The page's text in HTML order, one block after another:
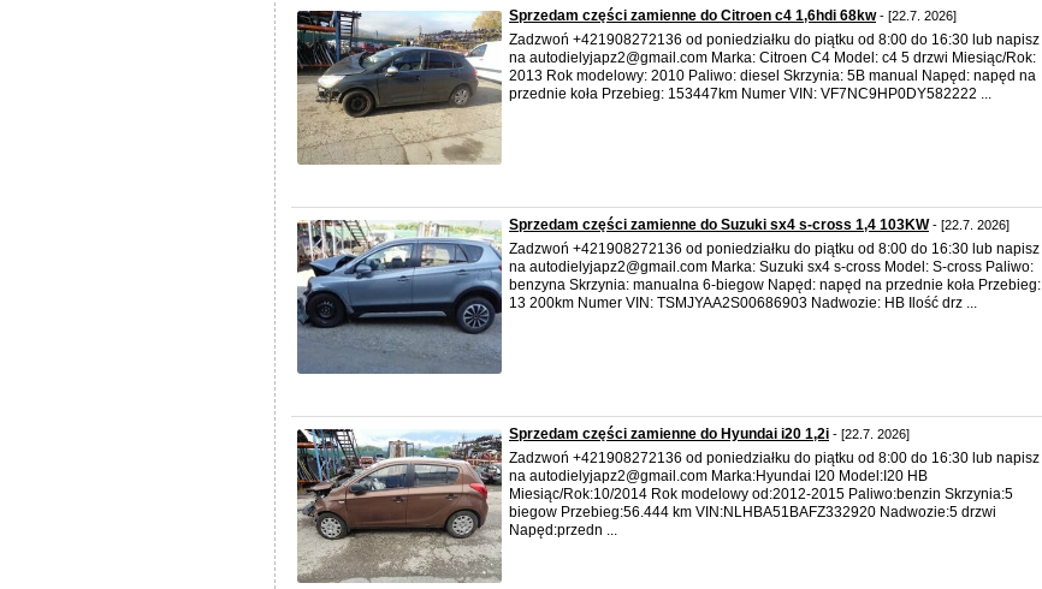
Sprzedam części zamienne do Citroen c4 1,6hdi 68kw- [22.7. 2026]
Zadzwoń +421908272136 od poniedziałku do piątku od 8:00 do 16:30 lub napisz
na autodielyjapz2@gmail.com Marka: Citroen C4 Model: c4 5 drzwi Miesiąc/Rok:
2013 Rok modelowy: 2010 Paliwo: diesel Skrzynia: 5B manual Napęd: napęd na
przednie koła Przebieg: 153447km Numer VIN: VF7NC9HP0DY582222 ...
Sprzedam części zamienne do Suzuki sx4 s-cross 1,4 103KW- [22.7. 2026]
Zadzwoń +421908272136 od poniedziałku do piątku od 8:00 do 16:30 lub napisz
na autodielyjapz2@gmail.com Marka: Suzuki sx4 s-cross Model: S-cross Paliwo:
benzyna Skrzynia: manualna 6-biegow Napęd: napęd na przednie koła Przebieg:
13 200km Numer VIN: TSMJYAA2S00686903 Nadwozie: HB Ilość drz ...
Sprzedam części zamienne do Hyundai i20 1,2i - [22.7. 2026]
Zadzwoń +421908272136 od poniedziałku do piątku od 8:00 do 16:30 lub napisz
na autodielyjapz2@gmail.com Marka:Hyundai I20 Model:I20 HB
Miesiąc/Rok:10/2014 Rok modelowy od:2012-2015 Paliwo:benzin Skrzynia:5
biegow Przebieg:56.444 km VIN:NLHBA51BAFZ332920 Nadwozie:5 drzwi
Napęd:przedn ...